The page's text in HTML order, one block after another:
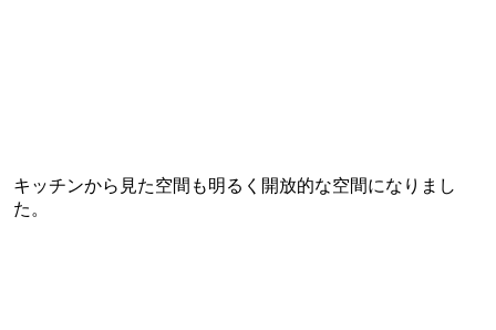
キッチンから見た空間も明るく開放的な空間になりまし
た。